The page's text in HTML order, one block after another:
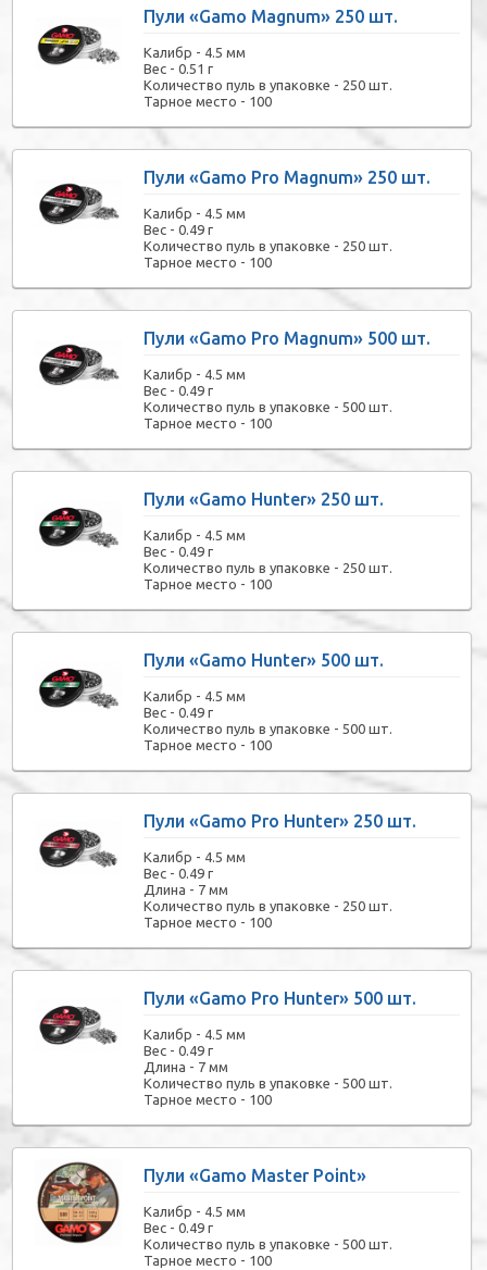
Пули «Gamo Magnum» 250 шт.
Калибр - 4.5 мм
Вес -0.51 г
Количество пуль в упаковке - 250 шт.
Тарное место - 100
Пули «Gamo Pro Magnum» 250 шт.
Калибр - 4.5 мм
Вес -0.49 г
Количество пуль в упаковке - 250 шт.
Тарное место - 100
Пули «Gamo Pro Magnum» 500 шт.
Калибр - 4.5 мм
Вес -0.49 г
Количество пуль в упаковке -500 шт.
Тарное место - 100
Пули «Gamo Hunter» 250 шт.
Калибр - 4.5 мм
Вес -0.49 г
Количество пуль в упаковке - 250 шт.
Тарное место - 100
Пули «Gamo Hunter» 500 шт.
Калибр - 4.5 мм
Вес -0.49 г
Количество пуль в упаковке -500 шт.
Тарное место - 100
Пули «Gamo Pro Hunter» 250 шт.
Калибр - 4.5 мм
Вес -0.49 г
Длина - 7 мм
Количество пуль в упаковке - 250 шт.
Тарное место - 100
Пули «Gamo Pro Hunter» 500 шт.
Калибр - 4.5 мм
Вес -0.49 г
Длина - 7 мм
Количество пуль в упаковке -500 шт.
Тарное место - 100
Пули «Gamo Master Point»
Калибр - 4.5 мм
Вес -0.49 г
Количество пуль в упаковке -500 шт.
Тарное место - 100